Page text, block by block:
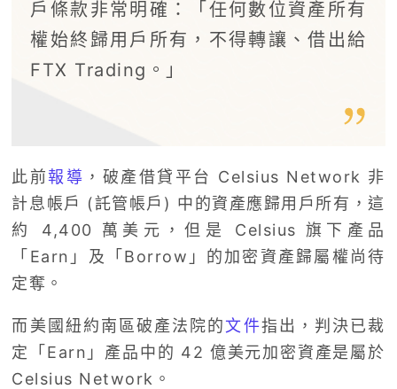
戶條款非常明確：「任何數位資產所有
權始終歸用戶所有，不得轉讓、借出給
FTX Trading。」
此前報導 ，破產借貸平台 Celsius Network 非
計息帳戶 (託管帳戶) 中的資產應歸用戶所有，這
約 4,400 萬美元，但是 Celsius 旗下產品
「Earn」及「Borrow」的加密資產歸屬權尚待
定奪。
而美國紐約南區破產法院的文件指出，判決已裁
定「Earn」產品中的 42 億美元加密資產是屬於
Celsius Network。